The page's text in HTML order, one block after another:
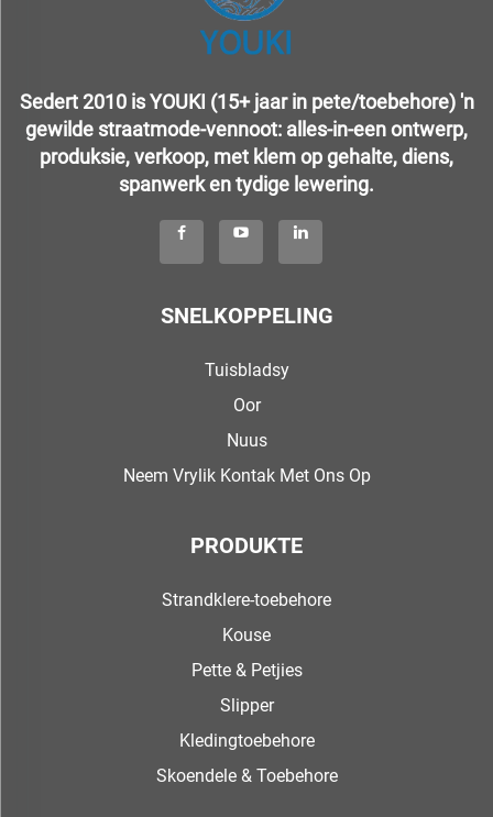
Sedert 2010 is YOUKI (15+ jaar in pete/toebehore) 'n
gewilde straatmode-vennoot: alles-in-een ontwerp,
produksie, verkoop, met klem op gehalte, diens,
spanwerk en tydige lewering.
SNELKOPPELING
Tuisbladsy
Oor
Nuus
Neem Vrylik Kontak Met Ons Op
PRODUKTE
Strandklere-toebehore
Kouse
Pette & Petjies
Slipper
Kledingtoebehore
Skoendele & Toebehore